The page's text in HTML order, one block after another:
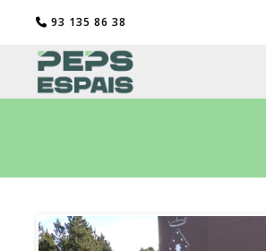
93 135 86 38